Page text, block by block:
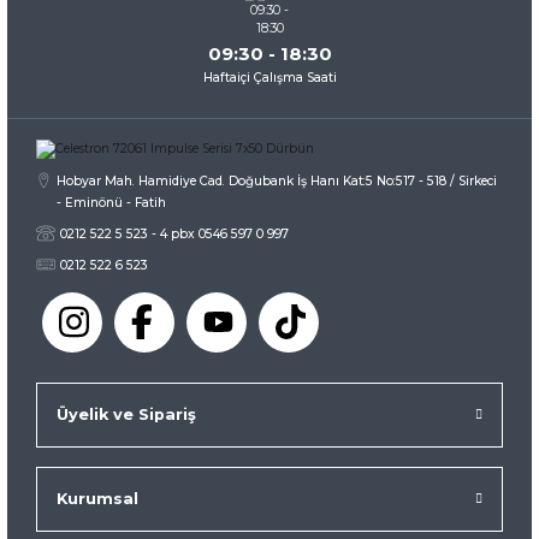
09:30 - 18:30
Haftaiçi Çalışma Saati
Hobyar Mah. Hamidiye Cad. Doğubank İş Hanı Kat:5 No:517 - 518 / Sirkeci
- Eminönü - Fatih
0212 522 5 523 - 4 pbx 0546 597 0 997
0212 522 6 523
Üyelik ve Sipariş
Kurumsal